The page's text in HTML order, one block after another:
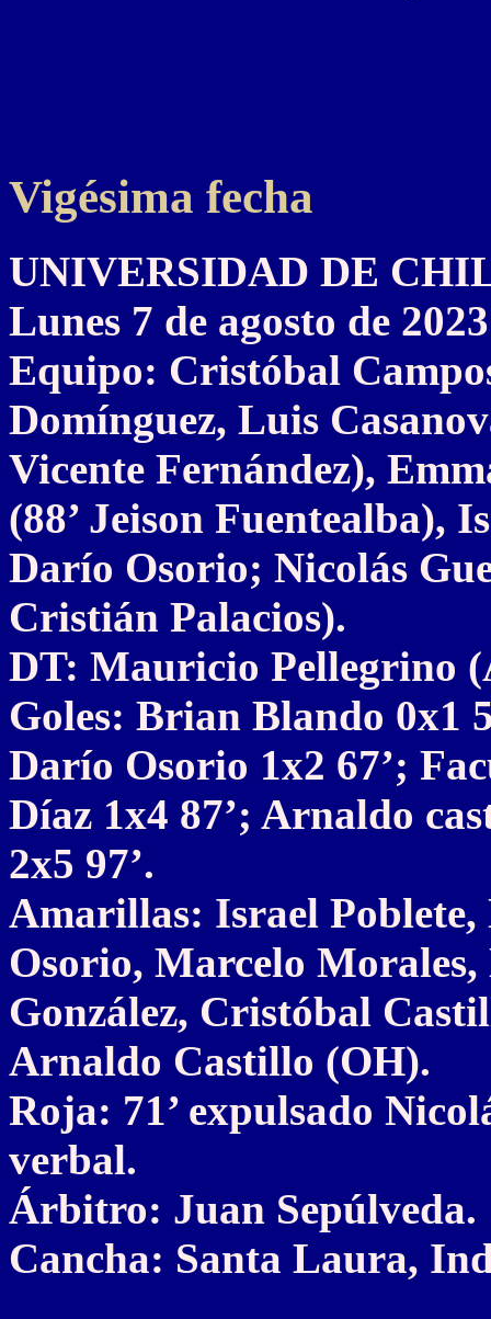
Vigésima fecha
UNIVERSIDAD DE
Lunes 7 de agosto de 2023
Equipo: Cristóbal
Domínguez, Luis
Vicente Fernández),
(88’ Jeison Fuentealba),
Darío Osorio; Nicolás
Cristián Palacios).
DT: Mauricio Pellegrino
Goles: Brian Blando 0x1
Darío Osorio 1x2 67’;
Díaz 1x4 87’; Arnaldo
2x5 97’.
Amarillas: Israel
Osorio, Marcelo
González, Cristóbal
Arnaldo Castillo (OH).
Roja: 71’ expulsado
verbal.
Árbitro: Juan Sepúlveda.
Cancha: Santa Laura,